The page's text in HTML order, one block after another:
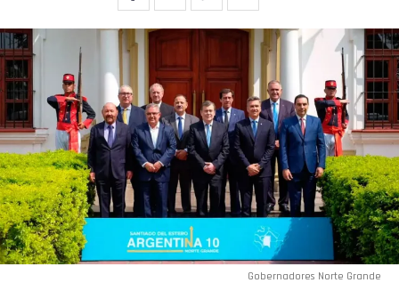
Gobernadores Norte Grande
Flipboard
Reddit
Pinterest
Whatsapp
Email